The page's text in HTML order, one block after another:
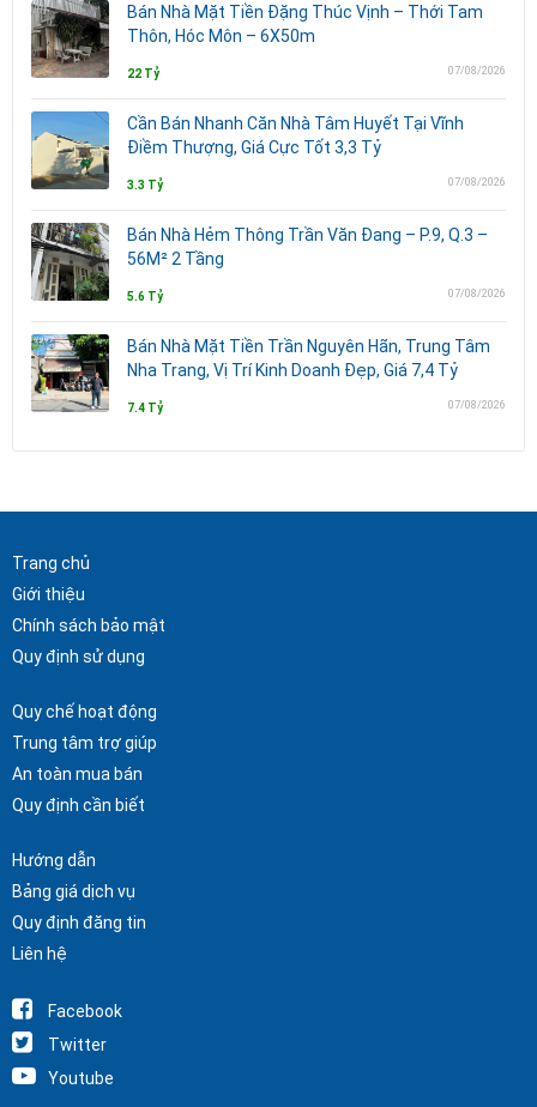
Bán Nhà Mặt Tiền Đặng Thúc Vịnh – Thới Tam
Thôn, Hóc Môn – 6X50m
22 Tỷ 07/08/2026
Cần Bán Nhanh Căn Nhà Tâm Huyết Tại Vĩnh
Điềm Thượng, Giá Cực Tốt 3,3 Tỷ
3.3 Tỷ 07/08/2026
Bán Nhà Hẻm Thông Trần Văn Đang – P.9, Q.3 –
56M² 2 Tầng
5.6 Tỷ 07/08/2026
Bán Nhà Mặt Tiền Trần Nguyên Hãn, Trung Tâm
Nha Trang, Vị Trí Kinh Doanh Đẹp, Giá 7,4 Tỷ
7.4 Tỷ 07/08/2026
Trang chủ
Giới thiệu
Chính sách bảo mật
Quy định sử dụng
Quy chế hoạt động
Trung tâm trợ giúp
An toàn mua bán
Quy định cần biết
Hướng dẫn
Bảng giá dịch vụ
Quy định đăng tin
Liên hệ
Facebook
Twitter
Youtube